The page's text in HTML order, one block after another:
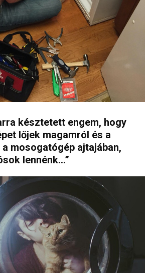
késztetett engem, hogy
lőjek magamról és a
mosogatógép ajtajában,
lennénk…”